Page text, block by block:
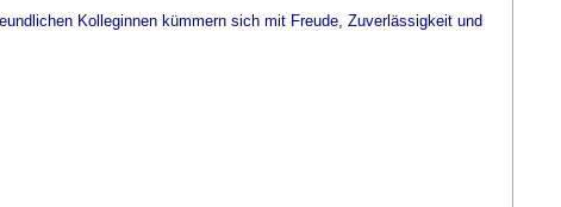
Kolleginnen kümmern sich mit Freude, Zuverlässigkeit und